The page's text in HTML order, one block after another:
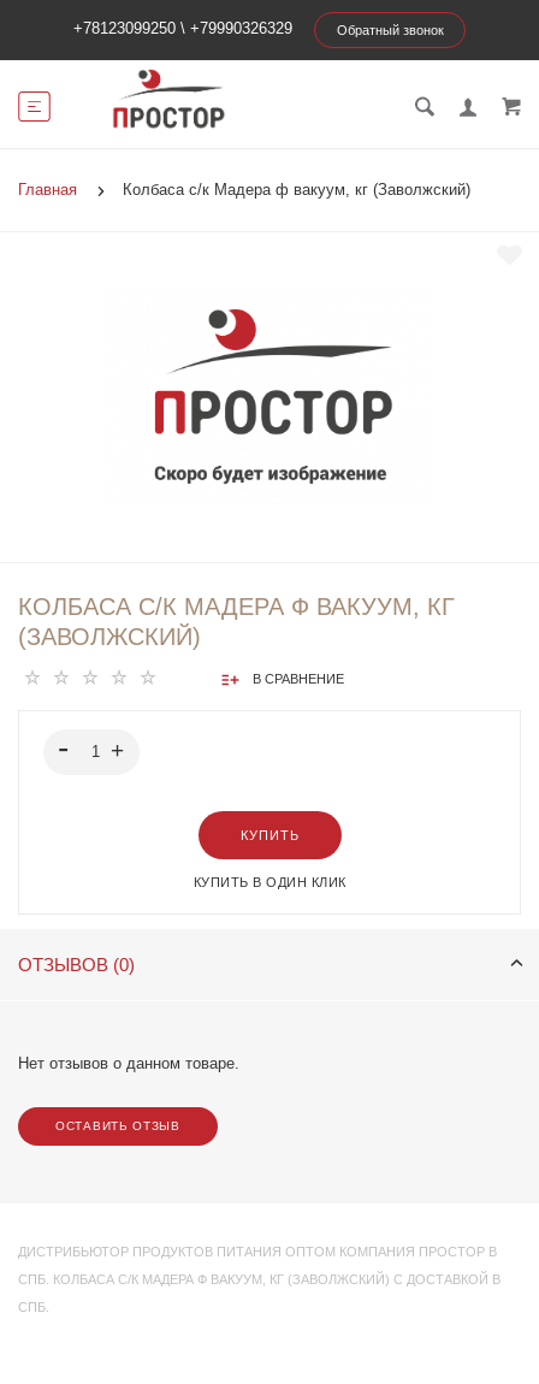
+78123099250 \ +79990326329 Обратный звонок
Главная Колбаса с/к Мадера ф вакуум, кг (Заволжский)
КОЛБАСА С/К МАДЕРА Ф ВАКУУМ, КГ
(ЗАВОЛЖСКИЙ)
В СРАВНЕНИЕ
КУПИТЬ
КУПИТЬ В ОДИН КЛИК
ОТЗЫВОВ (0)
Нет отзывов о данном товаре.
ОСТАВИТЬ ОТЗЫВ
ДИСТРИБЬЮТОР ПРОДУКТОВ ПИТАНИЯ ОПТОМ КОМПАНИЯ ПРОСТОР В
СПБ. КОЛБАСА С/К МАДЕРА Ф ВАКУУМ
КГ (ЗАВОЛЖСКИЙ) С ДОСТАВКОЙ В
СПБ.